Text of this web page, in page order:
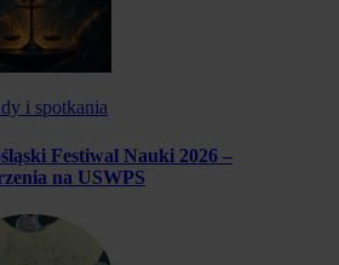
i spotkania
Festiwal Nauki 2026 –
na USWPS